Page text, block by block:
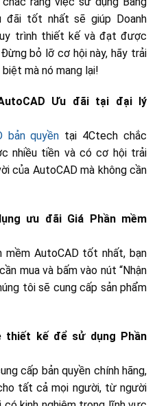
đãi tốt nhất sẽ giúp Doanh
trình thiết kế và đạt được
bỏ lỡ cơ hội này, hãy trải
mà nó mang lại!
Ưu đãi tại đại lý
bản quyền tại 4Ctech chắc
nhiều tiền và có cơ hội trải
của AutoCAD mà không cần
ưu đãi Giá Phần mềm
mềm AutoCAD tốt nhất, bạn
mua và bấm vào nút “Nhận
tôi sẽ cung cấp sản phẩm
thiết kế để sử dụng Phần
cấp bản quyền chính hãng,
tất cả mọi người, từ người